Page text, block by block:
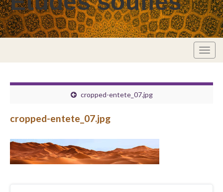
cropped-entete_07.jpg
cropped-entete_07.jpg